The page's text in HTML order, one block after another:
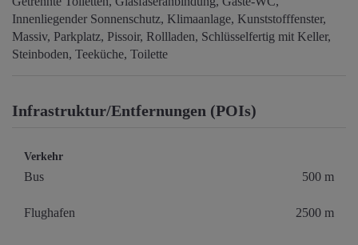
Innenliegender Sonnenschutz Klimaanlage Kunststofffenster
Massiv Parkplatz Pissoir Rollladen Schlüsselfertig mit Keller
Steinboden Teeküche Toilette
Infrastruktur/Entfernungen (POIs)
Verkehr
Bus 500 m
Flughafen 2500 m